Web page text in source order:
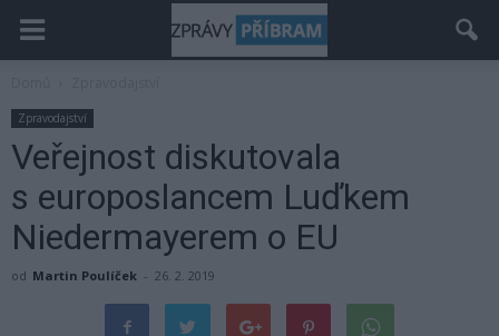
Zpravodajství
Veřejnost diskutovala
s europoslancem Luďkem
Niedermayerem o EU
od Martin Poulíček - 26. 2. 2019